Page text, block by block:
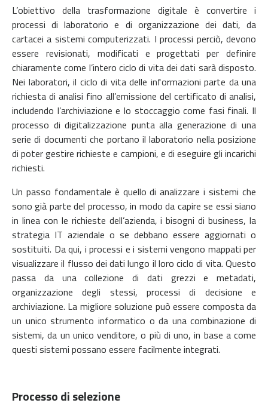
L’obiettivo della trasformazione digitale è convertire i
processi di laboratorio e di organizzazione dei dati, da
cartacei a sistemi computerizzati. I processi perciò, devono
essere revisionati, modificati e progettati per definire
chiaramente come l’intero ciclo di vita dei dati sarà disposto.
Nei laboratori, il ciclo di vita delle informazioni parte da una
richiesta di analisi fino all’emissione del certificato di analisi,
includendo l’archiviazione e lo stoccaggio come fasi finali. Il
processo di digitalizzazione punta alla generazione di una
serie di documenti che portano il laboratorio nella posizione
di poter gestire richieste e campioni, e di eseguire gli incarichi
richiesti.
Un passo fondamentale è quello di analizzare i sistemi che
sono già parte del processo, in modo da capire se essi siano
in linea con le richieste dell’azienda, i bisogni di business, la
strategia IT aziendale o se debbano essere aggiornati o
sostituiti. Da qui, i processi e i sistemi vengono mappati per
visualizzare il flusso dei dati lungo il loro ciclo di vita. Questo
passa da una collezione di dati grezzi e metadati,
organizzazione degli stessi, processi di decisione e
archiviazione. La migliore soluzione può essere composta da
un unico strumento informatico o da una combinazione di
sistemi, da un unico venditore, o più di uno, in base a come
questi sistemi possano essere facilmente integrati.
Processo di selezione